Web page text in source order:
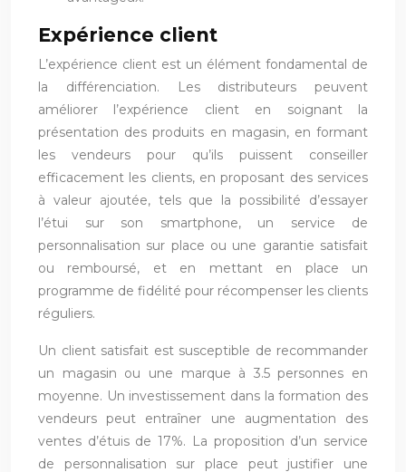
Expérience client
L’expérience client est un élément fondamental de
la différenciation. Les distributeurs peuvent
améliorer l’expérience client en soignant la
présentation des produits en magasin, en formant
les vendeurs pour qu’ils puissent conseiller
efficacement les clients, en proposant des services
à valeur ajoutée, tels que la possibilité d’essayer
l’étui sur son smartphone, un service de
personnalisation sur place ou une garantie satisfait
ou remboursé, et en mettant en place un
programme de fidélité pour récompenser les clients
réguliers.
Un client satisfait est susceptible de recommander
un magasin ou une marque à 3.5 personnes en
moyenne. Un investissement dans la formation des
vendeurs peut entraîner une augmentation des
ventes d’étuis de 17%. La proposition d’un service
de personnalisation sur place peut justifier une